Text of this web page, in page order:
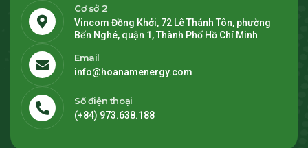
Cơ sở 2
Vincom Đồng Khởi, 72 Lê Thánh Tôn, phường
Bến Nghé, quận 1, Thành Phố Hồ Chí Minh
Email
info@hoanamenergy.com
Số điện thoại
(+84) 973.638.188